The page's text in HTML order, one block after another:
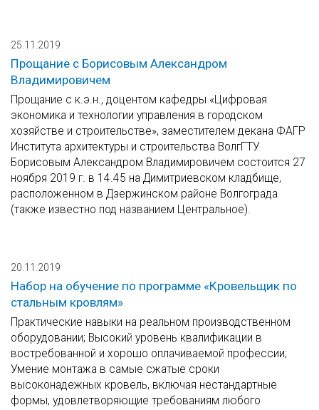
25.11.2019
Прощание с Борисовым Александром
Владимировичем
Прощание с к.э.н., доцентом кафедры «Цифровая
экономика и технологии управления в городском
хозяйстве и строительстве», заместителем декана ФАГР
Института архитектуры и строительства ВолгГТУ
Борисовым Александром Владимировичем состоится 27
ноября 2019 г. в 14.45 на Димитриевском кладбище,
расположенном в Дзержинском районе Волгограда
(также известно под названием Центральное).
20.11.2019
Набор на обучение по программе «Кровельщик по
стальным кровлям»
Практические навыки на реальном производственном
оборудовании; Высокий уровень квалификации в
востребованной и хорошо оплачиваемой профессии;
Умение монтажа в самые сжатые сроки
высоконадежных кровель, включая нестандартные
формы, удовлетворяющие требованиям любого